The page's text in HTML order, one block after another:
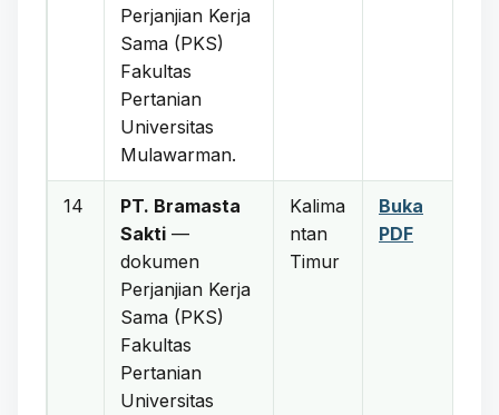
Perjanjian Kerja
Sama (PKS)
Fakultas
Pertanian
Universitas
Mulawarman.
14
PT. Bramasta
Sakti —
dokumen
Perjanjian Kerja
Sama (PKS)
Fakultas
Pertanian
Universitas
Kalima
ntan
Timur
Buka
PDF